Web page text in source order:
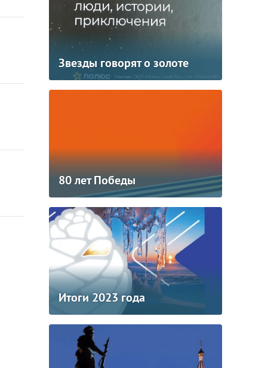
Звезды говорят о золоте
80 лет Победы
Итоги 2023 года